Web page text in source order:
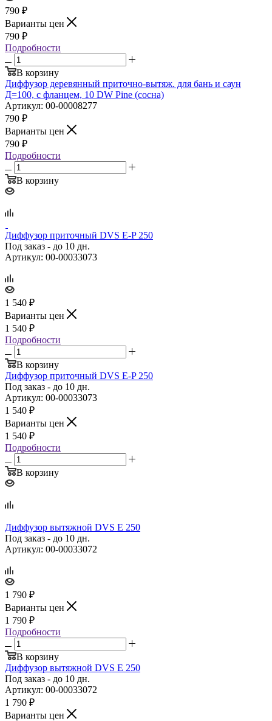
790 ₽
Варианты цен
790 ₽
Подробности
В корзину
Диффузор деревянный приточно‑вытяж. для бань и саун
Д=100, с фланцем, 10 DW Pine (сосна)
Артикул: 00-00008277
790 ₽
Варианты цен
790 ₽
Подробности
В корзину
Диффузор приточный DVS E‑P 250
Под заказ - до 10 дн.
Артикул: 00-00033073
1 540 ₽
Варианты цен
1 540 ₽
Подробности
В корзину
Диффузор приточный DVS E‑P 250
Под заказ - до 10 дн.
Артикул: 00-00033073
1 540 ₽
Варианты цен
1 540 ₽
Подробности
В корзину
Диффузор вытяжной DVS E 250
Под заказ - до 10 дн.
Артикул: 00-00033072
1 790 ₽
Варианты цен
1 790 ₽
Подробности
В корзину
Диффузор вытяжной DVS E 250
Под заказ - до 10 дн.
Артикул: 00-00033072
1 790 ₽
Варианты цен